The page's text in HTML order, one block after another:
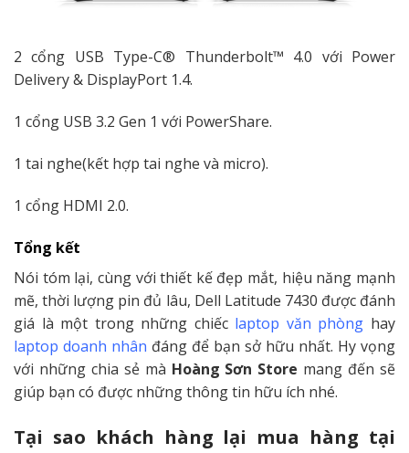
2 cổng USB Type-C® Thunderbolt™ 4.0 với Power
Delivery & DisplayPort 1.4.
1 cổng USB 3.2 Gen 1 với PowerShare.
1 tai nghe(kết hợp tai nghe và micro).
1 cổng HDMI 2.0.
Tổng kết
Nói tóm lại, cùng với thiết kế đẹp mắt, hiệu năng mạnh
mẽ, thời lượng pin đủ lâu, Dell Latitude 7430 được đánh
giá là một trong những chiếc laptop văn phòng hay
laptop doanh nhân đáng để bạn sở hữu nhất. Hy vọng
với những chia sẻ mà Hoàng Sơn Store mang đến sẽ
giúp bạn có được những thông tin hữu ích nhé.
Tại sao khách hàng lại mua hàng tại